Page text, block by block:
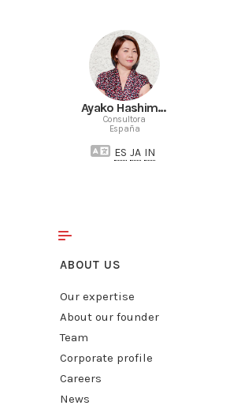
Ayako Hashimoto
Consultora
España
ES JA IN
ABOUT US
Our expertise
About our founder
Team
Corporate profile
Careers
News